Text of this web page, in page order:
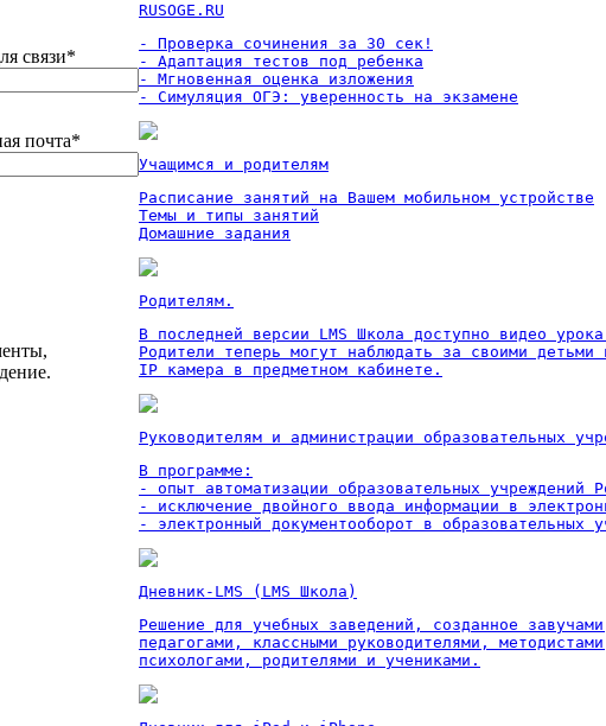
связи*
почта*
RUSOGE.RU
- Проверка сочинения за 30 сек!
- Адаптация тестов под ребенка
- Мгновенная оценка изложения
- Симуляция ОГЭ: уверенность на экзамене
Учащимся и родителям
Расписание занятий на Вашем мобильном устройстве
Темы и типы занятий
Домашние задания
Родителям.
В последней версии LMS Школа доступно видео
Родители теперь могут наблюдать за своими детьми
IP камера в предметном кабинете.
Руководителям и администрации образовательных
В программе:
- опыт автоматизации образовательных учреждений
- исключение двойного ввода информации в
- электронный документооборот в образовательных
Дневник-LMS (LMS Школа)
Решение для учебных заведений, созданное
педагогами, классными руководителями,
психологами, родителями и учениками.